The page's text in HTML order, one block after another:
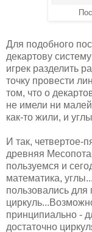
Для подобного
декартову
игрек разделить
точку провести
том, что о
не имели ни
как-то жили, и
И так, четвертое-
древняя
пользуемся и
математика,
пользовались для
принципиально -
достаточно